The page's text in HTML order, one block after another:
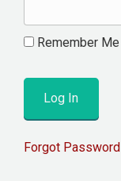
Remember Me
Forgot Password